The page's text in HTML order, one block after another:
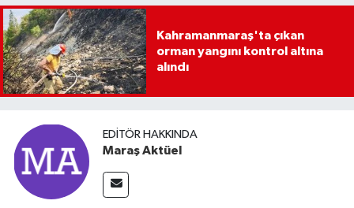
Kahramanmaraş'ta çıkan
orman yangını kontrol altına
alındı
EDITÖR HAKKINDA
Maraş Aktüel